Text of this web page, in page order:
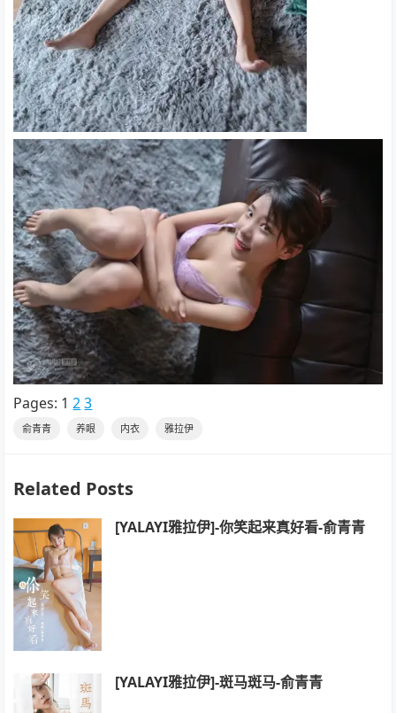
Pages: 1 2 3
俞青青 养眼 内衣 雅拉伊
Related Posts
[YALAYI雅拉伊]-你笑起来真好看-俞青青
[YALAYI雅拉伊]-斑马斑马-俞青青